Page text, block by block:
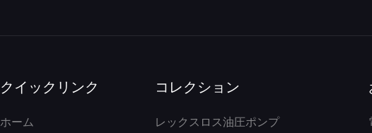
クイックリンク
ホーム
コレクション
レックスロス油圧ポンプ